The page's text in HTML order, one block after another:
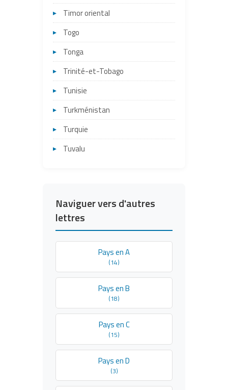
Timor oriental
Togo
Tonga
Trinité-et-Tobago
Tunisie
Turkménistan
Turquie
Tuvalu
Naviguer vers d'autres
lettres
Pays en A
(14)
Pays en B
(18)
Pays en C
(15)
Pays en D
(3)